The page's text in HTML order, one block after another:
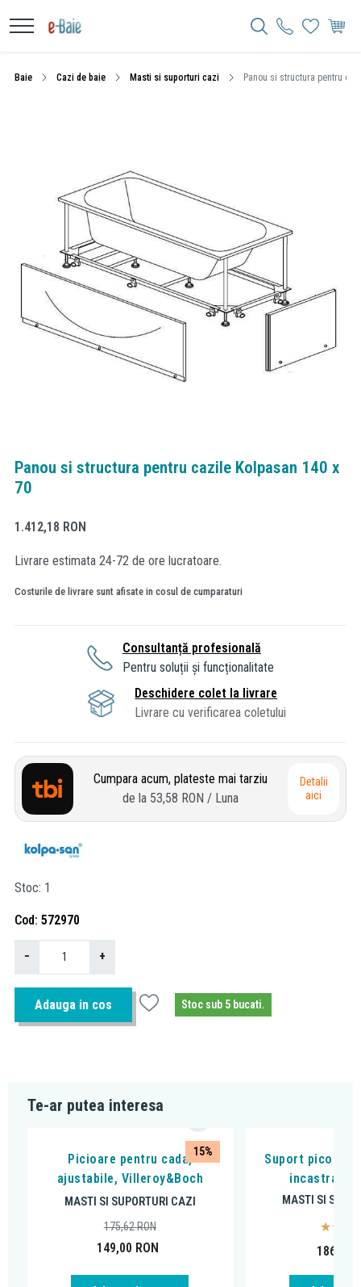
Baie Cazi de baie Masti si suporturi cazi Panou si structura pentru
Panou si structura pentru cazile Kolpasan 140 x
70
1.412,18 RON
Livrare estimata 24-72 de ore lucratoare.
Costurile de livrare sunt afisate in cosul de cumparaturi
Consultanță profesională
Pentru soluții și funcționalitate
Deschidere colet la livrare
Livrare cu verificarea coletului
Cumpara acum, plateste mai tarziu
de la 53,58 RON / Luna
Detalii
aici
Stoc 1
Cod 572970
− +
Adauga in cos Stoc sub 5 bucati.
Te-ar putea interesa
15%
Picioare pentru cada,
ajustabile, Villeroy&Boch
MASTI SI SUPORTURI CAZI
149,00 RON
175,62RON
Suport picoare
incastrate
MASTI SI
186,29